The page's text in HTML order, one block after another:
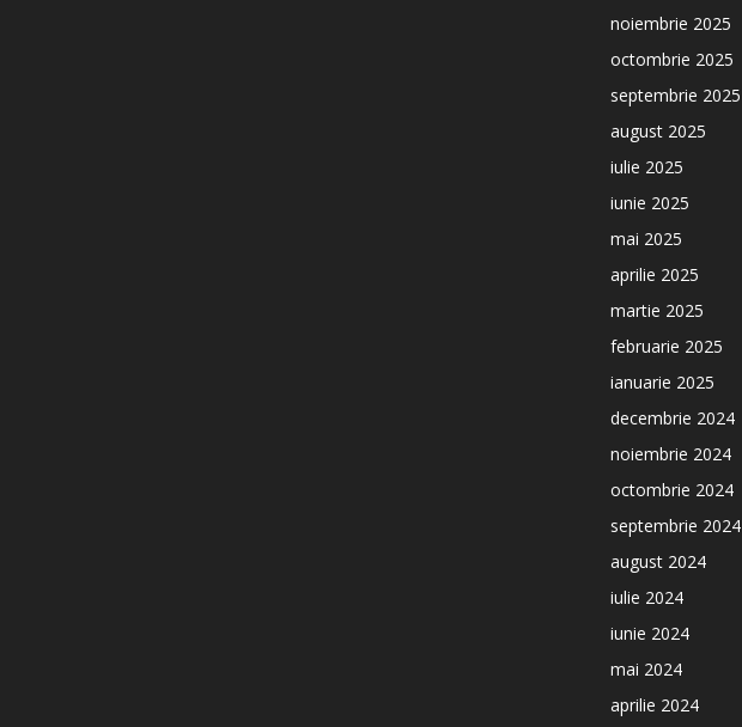
noiembrie 2025
octombrie 2025
septembrie 2025
august 2025
iulie 2025
iunie 2025
mai 2025
aprilie 2025
martie 2025
februarie 2025
ianuarie 2025
decembrie 2024
noiembrie 2024
octombrie 2024
septembrie 2024
august 2024
iulie 2024
iunie 2024
mai 2024
aprilie 2024